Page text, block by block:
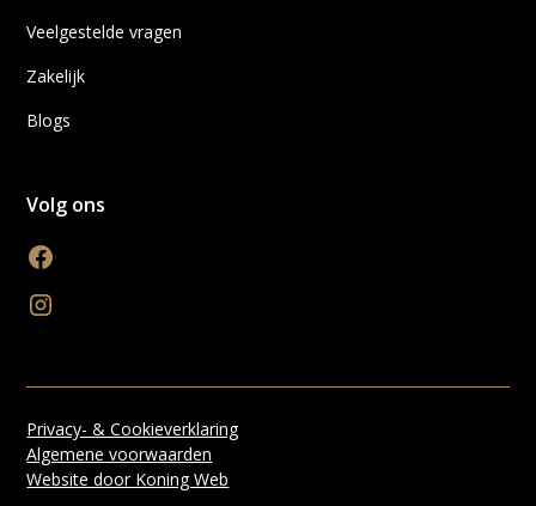
Veelgestelde vragen
Zakelijk
Blogs
Volg ons
Privacy- & Cookieverklaring
Algemene voorwaarden
Website door Koning Web